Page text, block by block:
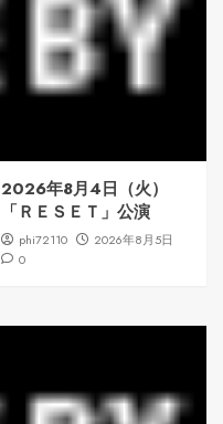
2026年8月4日（火）
「ＲＥＳＥＴ」公演
phi72110
2026年8月5日
0